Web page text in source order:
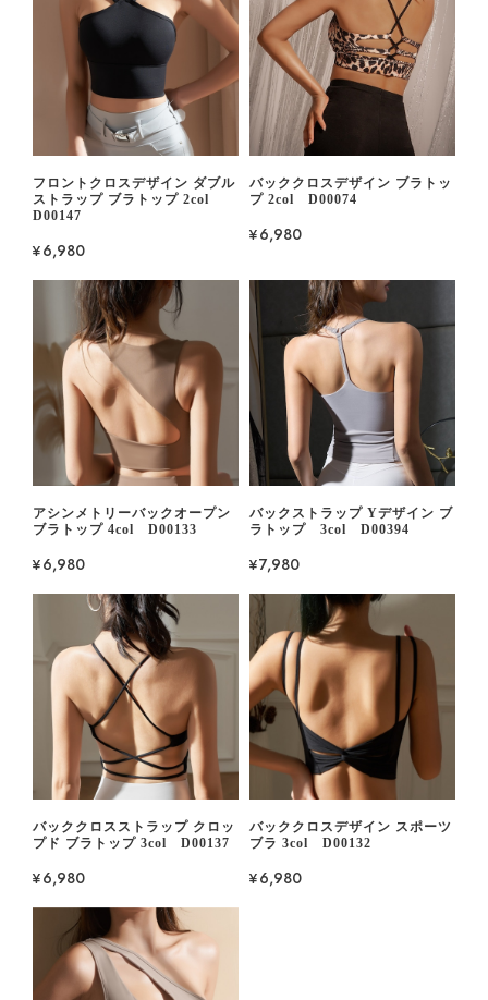
フロントクロスデザイン ダブル
ストラップ ブラトップ 2col
D00147
¥6,980
バッククロスデザイン ブラトッ
プ 2col D00074
¥6,980
アシンメトリーバックオープン
ブラトップ 4col D00133
¥6,980
バックストラップ Yデザイン ブ
ラトップ 3col D00394
¥7,980
バッククロスストラップ クロッ
プド ブラトップ 3col D00137
¥6,980
バッククロスデザイン スポーツ
ブラ 3col D00132
¥6,980